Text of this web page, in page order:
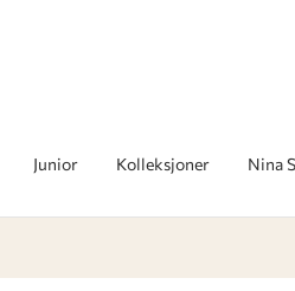
Junior Kolleksjoner Nina